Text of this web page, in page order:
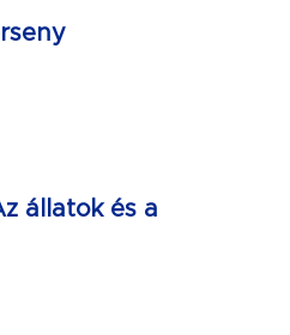
állatok és a